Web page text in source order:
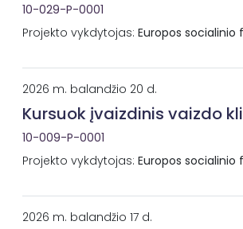
10-029-P-0001
Projekto vykdytojas: Europos
2026 m. balandžio 20 d.
Kursuok įvaizdinis vaizdo
10-009-P-0001
Projekto vykdytojas: Europos
2026 m. balandžio 17 d.